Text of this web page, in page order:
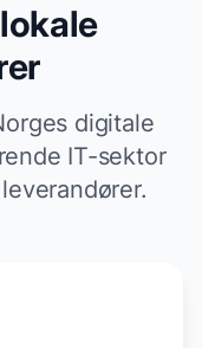
digitale
IT-sektor